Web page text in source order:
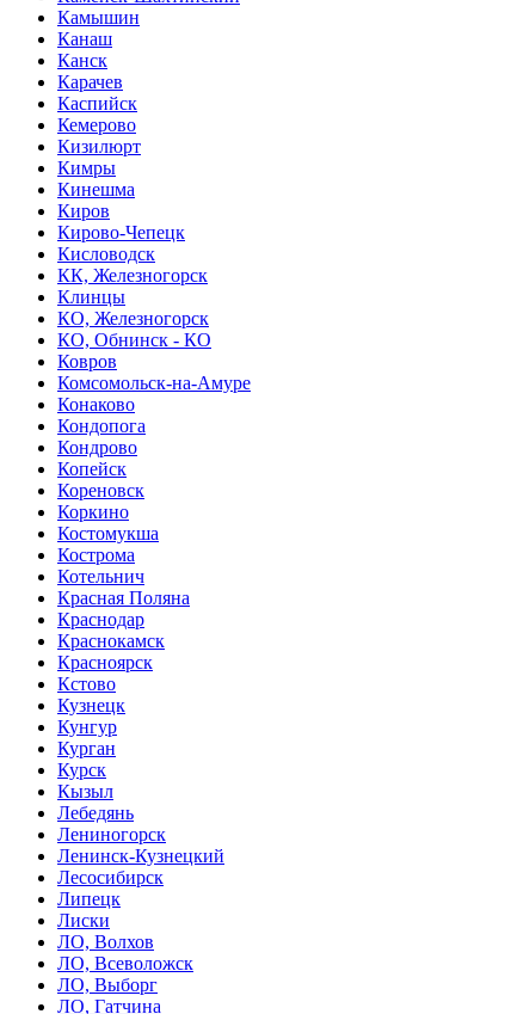
Камышин
Канаш
Канск
Карачев
Каспийск
Кемерово
Кизилюрт
Кимры
Кинешма
Киров
Кирово-Чепецк
Кисловодск
КК, Железногорск
Клинцы
КО, Железногорск
КО, Обнинск - КО
Ковров
Комсомольск-на-Амуре
Конаково
Кондопога
Кондрово
Копейск
Кореновск
Коркино
Костомукша
Кострома
Котельнич
Красная Поляна
Краснодар
Краснокамск
Красноярск
Кстово
Кузнецк
Кунгур
Курган
Курск
Кызыл
Лебедянь
Лениногорск
Ленинск-Кузнецкий
Лесосибирск
Липецк
Лиски
ЛО, Волхов
ЛО, Всеволожск
ЛО, Выборг
ЛО, Гатчина